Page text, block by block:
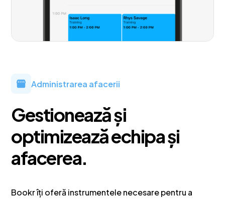
Administrarea afacerii
Gestionează și
optimizează echipa și
afacerea.
Bookr îți oferă instrumentele necesare pentru a